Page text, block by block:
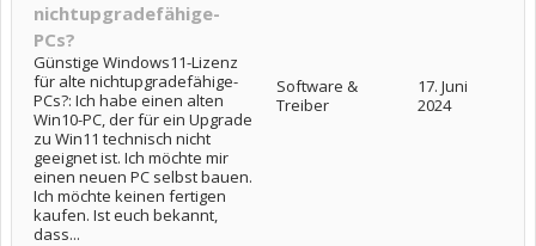
nichtupgradefähige-
PCs?
Günstige Windows11-Lizenz
für alte nichtupgradefähige-
PCs?: Ich habe einen alten
Win10-PC, der für ein Upgrade
zu Win11 technisch nicht
geeignet ist. Ich möchte mir
einen neuen PC selbst bauen.
Ich möchte keinen fertigen
kaufen. Ist euch bekannt,
dass...
Software &
Treiber
17. Juni
2024